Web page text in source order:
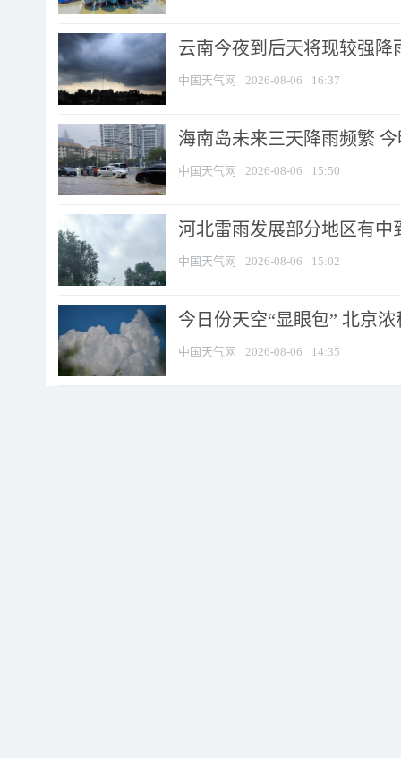
云南今夜到后天将现较强降
中国天气网 2026-08-06 16:37
海南岛未来三天降雨频繁
中国天气网 2026-08-06 15:50
河北雷雨发展部分地区有中
中国天气网 2026-08-06 15:02
今日份天空“显眼包” 北京
中国天气网 2026-08-06 14:35